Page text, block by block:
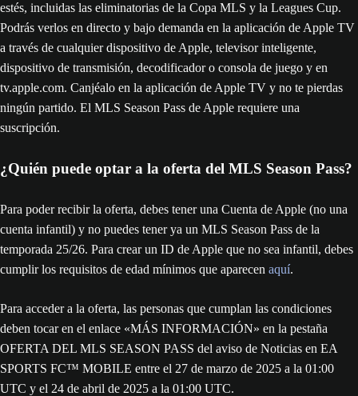
estés, incluidas las eliminatorias de la Copa MLS y la Leagues Cup.
Podrás verlos en directo y bajo demanda en la aplicación de Apple TV
a través de cualquier dispositivo de Apple, televisor inteligente,
dispositivo de transmisión, decodificador o consola de juego y en
tv.apple.com. Canjéalo en la aplicación de Apple TV y no te pierdas
ningún partido. El MLS Season Pass de Apple requiere una
suscripción.
¿Quién puede optar a la oferta del MLS Season Pass?
Para poder recibir la oferta, debes tener una Cuenta de Apple (no una
cuenta infantil) y no puedes tener ya un MLS Season Pass de la
temporada 25/26. Para crear un ID de Apple que no sea infantil, debes
cumplir los requisitos de edad mínimos que aparecen aquí.
Para acceder a la oferta, las personas que cumplan las condiciones
deben tocar en el enlace «MÁS INFORMACIÓN» en la pestaña
OFERTA DEL MLS SEASON PASS del aviso de Noticias en EA
SPORTS FC™ MOBILE entre el 27 de marzo de 2025 a la 01:00
UTC y el 24 de abril de 2025 a la 01:00 UTC.